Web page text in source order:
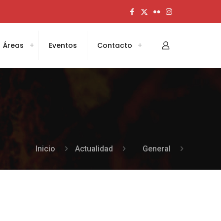
Áreas Eventos Contacto
Inicio Actualidad General